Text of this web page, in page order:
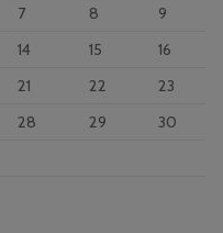
7 8
9
14 15
16
21 22
23
28 29
30